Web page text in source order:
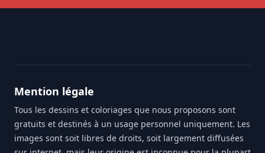
Mention légale
Tous les dessins et coloriages que nous proposons sont
gratuits et destinés à un usage personnel uniquement. Les
images sont soit libres de droits, soit largement diffusées